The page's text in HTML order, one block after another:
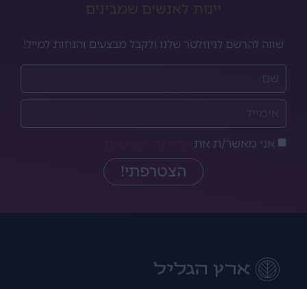
יינות לאנשים שמבינים
שווה להרשם לניוזלטר שלנו ולקבל מבצעים והנחות למייל!
אני מאשר/ת את
הצטרפתי!